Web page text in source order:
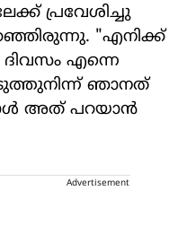
പ്രവേശിച്ചു
"എനിക്ക്
എന്നെ
ഞാനത്
അത് പറയാൻ
Advertisement